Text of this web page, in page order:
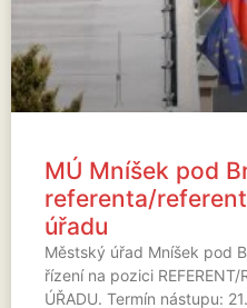
MÚ Mníšek pod
referenta/
úřadu
Městský úřad Mníšek pod
řízení na pozici REFERENT/
ÚŘADU. Termín nástupu: